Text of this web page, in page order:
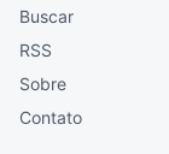
Buscar
RSS
Sobre
Contato